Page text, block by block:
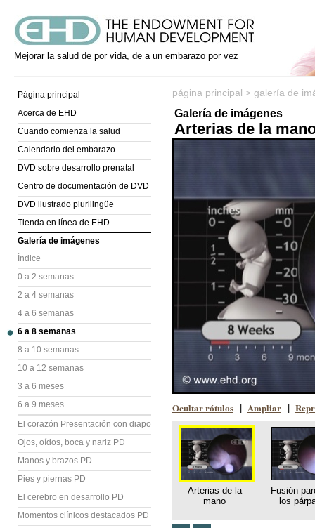
Mejorar la salud de por vida, de a un embarazo por vez
Página principal
Acerca de EHD
Cuando comienza la salud
Calendario del embarazo
DVD sobre desarrollo prenatal
Centro de documentación de DVD
DVD ilustrado plurilingüe
Tienda en línea de EHD
Galería de imágenes
Índice
0 a 2 semanas
2 a 4 semanas
4 a 6 semanas
6 a 8 semanas
8 a 10 semanas
10 a 12 semanas
3 a 6 meses
6 a 9 meses
El corazón Presentación con diapositivas (PD)
Ojos, oídos, boca y nariz PD
Manos y brazos PD
Pies y piernas PD
El cerebro en desarrollo PD
Momentos clínicos destacados PD
página principal > galería de
Galería de imágenes
Arterias de la
Ocultar rótulos Ampliar
Arterias de la
mano
Fusión
los